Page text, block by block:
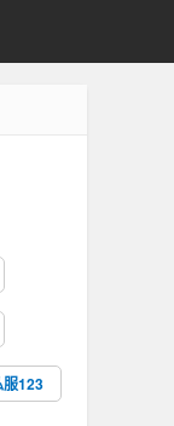
服123